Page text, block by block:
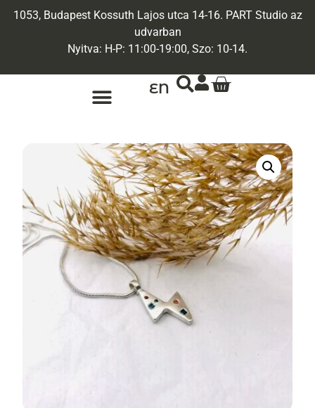
1053, Budapest Kossuth Lajos utca 14-16. PART Studio az
udvarban
Nyitva: H-P: 11:00-19:00, Szo: 10-14.
EN